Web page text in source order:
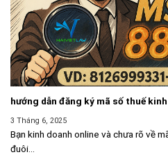
hướng dẫn đăng ký mã số thuế
3 Tháng 6, 2025
Bạn kinh doanh online và chưa rõ về
đuôi...